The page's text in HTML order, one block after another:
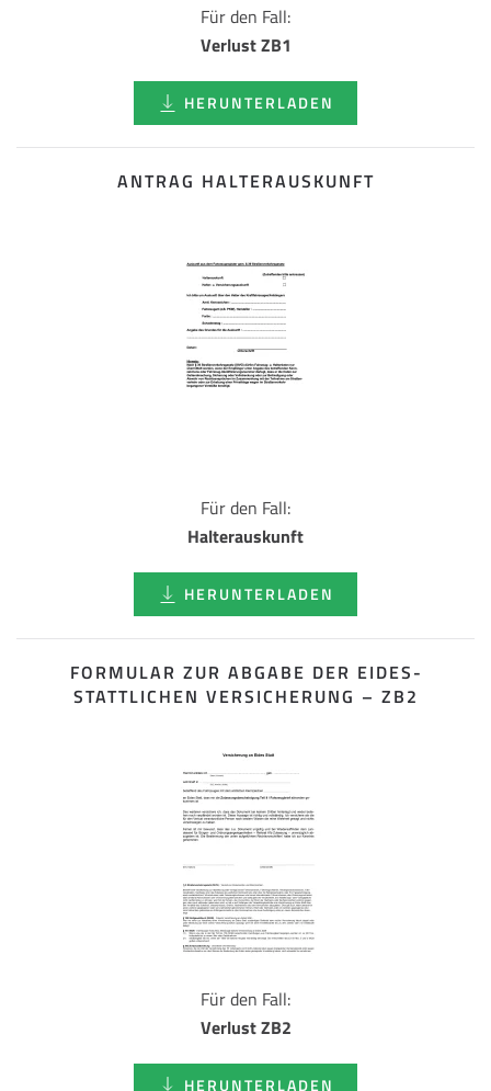
Für den Fall:
Verlust ZB1
HERUNTERLADEN
ANTRAG HALTERAUSKUNFT
Für den Fall:
Halterauskunft
HERUNTERLADEN
FORMULAR ZUR ABGABE DER EIDES­
STATTLICHEN VERSICHERUNG – ZB2
Für den Fall:
Verlust ZB2
HERUNTERLADEN